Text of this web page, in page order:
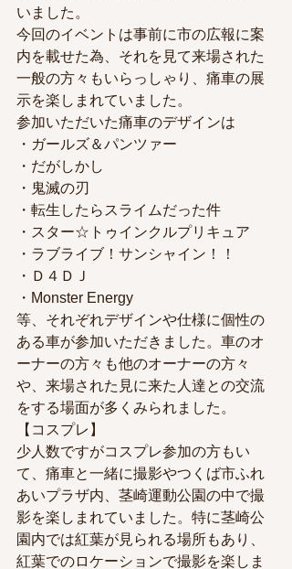
いました。
今回のイベントは事前に市の広報に案
内を載せた為、それを見て来場された
一般の方々もいらっしゃり、痛車の展
示を楽しまれていました。
参加いただいた痛車のデザインは
・ガールズ＆パンツァー
・だがしかし
・鬼滅の刃
・転生したらスライムだった件
・スター☆トゥインクルプリキュア
・ラブライブ！サンシャイン！！
・Ｄ４ＤＪ
・Monster Energy
等、それぞれデザインや仕様に個性の
ある車が参加いただきました。車のオ
ーナーの方々も他のオーナーの方々
や、来場された見に来た人達との交流
をする場面が多くみられました。
【コスプレ】
少人数ですがコスプレ参加の方もい
て、痛車と一緒に撮影やつくば市ふれ
あいプラザ内、茎崎運動公園の中で撮
影を楽しまれていました。特に茎崎公
園内では紅葉が見られる場所もあり、
紅葉でのロケーションで撮影を楽しま